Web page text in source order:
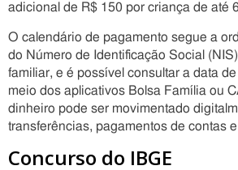
adicional de R$ 150 por criança de até
O calendário de pagamento segue a
do Número de Identificação Social
familiar, e é possível consultar a data
meio dos aplicativos Bolsa Família ou
dinheiro pode ser movimentado
transferências, pagamentos de contas
Concurso do IBGE